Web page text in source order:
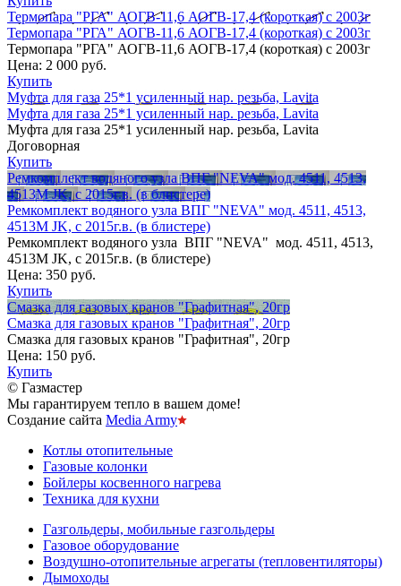
Термопара "РГА" АОГВ-11,6 АОГВ-17,4 (короткая) с 2003г
Термопара "РГА" АОГВ-11,6 АОГВ-17,4 (короткая) с 2003г
Термопара "РГА" АОГВ-11,6 АОГВ-17,4 (короткая) с 2003г
Цена: 2 000 руб.
Купить
Муфта для газа 25*1 усиленный нар. резьба, Lavita
Муфта для газа 25*1 усиленный нар. резьба, Lavita
Муфта для газа 25*1 усиленный нар. резьба, Lavita
Договорная
Купить
Ремкомплект водяного узла ВПГ "NEVA" мод. 4511, 4513,
4513M JK, с 2015г.в. (в блистере)
Ремкомплект водяного узла ВПГ "NEVA" мод. 4511, 4513,
4513M JK, с 2015г.в. (в блистере)
Ремкомплект водяного узла ВПГ "NEVA" мод. 4511, 4513,
4513M JK, с 2015г.в. (в блистере)
Цена: 350 руб.
Купить
Смазка для газовых кранов "Графитная", 20гр
Смазка для газовых кранов "Графитная", 20гр
Смазка для газовых кранов "Графитная", 20гр
Цена: 150 руб.
Купить
© Газмастер
Мы гарантируем тепло в вашем доме!
Создание сайта Media Army
Котлы отопительные
Газовые колонки
Бойлеры косвенного нагрева
Техника для кухни
Газгольдеры, мобильные газгольдеры
Газовое оборудование
Воздушно-отопительные агрегаты (тепловентиляторы)
Дымоходы